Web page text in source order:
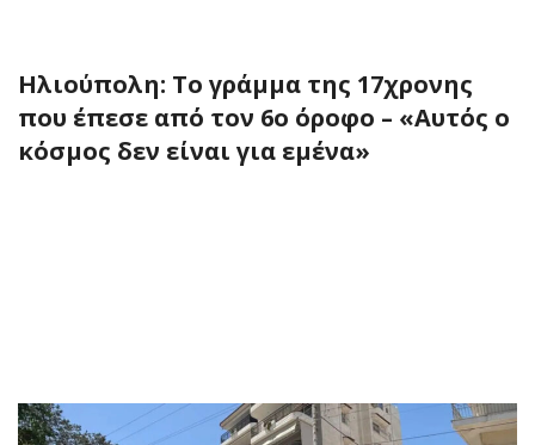
Ηλιούπολη: Το γράμμα της 17χρονης
που έπεσε από τον 6ο όροφο – «Αυτός ο
κόσμος δεν είναι για εμένα»